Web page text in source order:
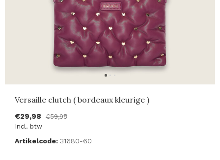
Versaille clutch ( bordeaux kleurige )
€29,98
€59,95
Incl. btw
Artikelcode: 31680-60